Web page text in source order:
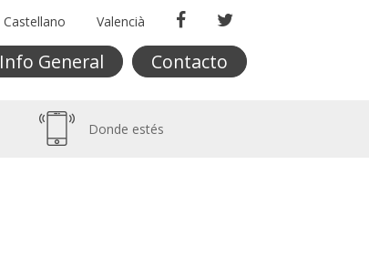
Castellano Valencià
Info General Contacto
Donde estés